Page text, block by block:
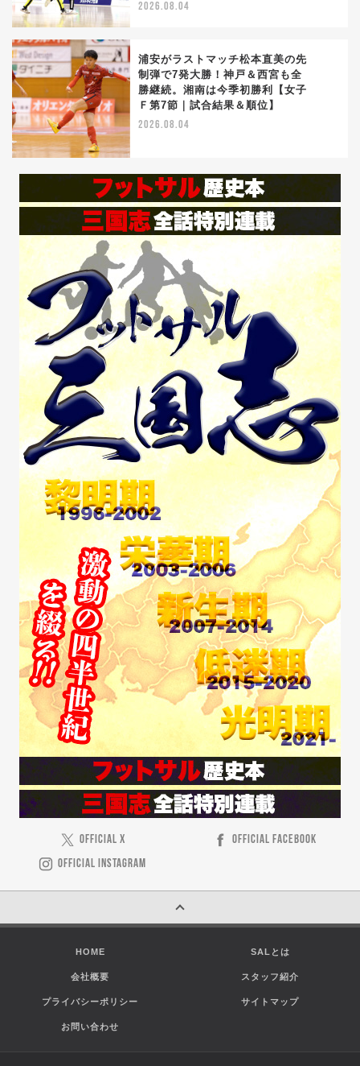
2026.08.04
浦安がラストマッチ松本直美の先
制弾で7発大勝！神戸＆西宮も全
勝継続。湘南は今季初勝利【女子
Ｆ第7節｜試合結果＆順位】
2026.08.04
OFFICIAL X
OFFICIAL FACEBOOK
OFFICIAL INSTAGRAM
HOME SALとは
会社概要 スタッフ紹介
プライバシーポリシー サイトマップ
お問い合わせ